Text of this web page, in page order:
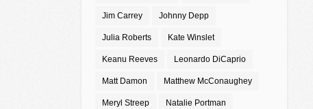
Jim Carrey Johnny Depp
Julia Roberts Kate Winslet
Keanu Reeves Leonardo DiCaprio
Matt Damon Matthew McConaughey
Meryl Streep Natalie Portman